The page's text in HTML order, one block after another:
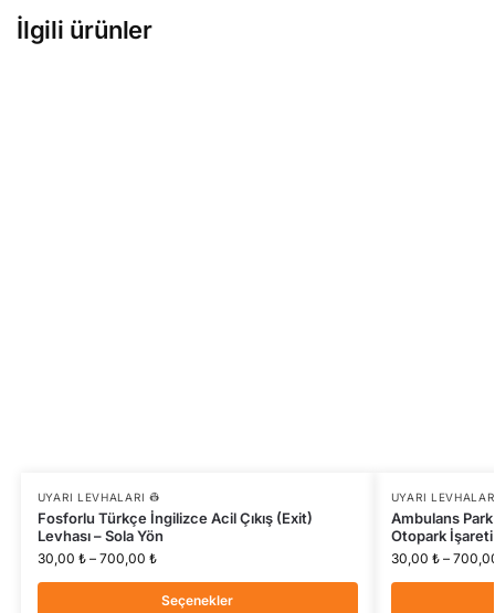
İlgili ürünler
UYARI LEVHALARI 👷
Fosforlu Türkçe İngilizce Acil Çıkış (Exit)
Levhası – Sola Yön
30,00 ₺ – 700,00 ₺
Seçenekler
UYARI
Ambulans
Otopark İşareti
30,00 ₺ –